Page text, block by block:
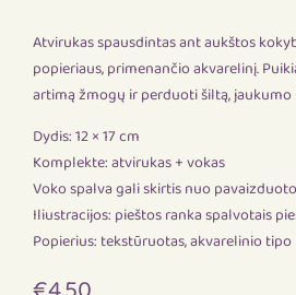
Atvirukas spausdintas ant aukštos
popieriaus, primenančio akvarelinį.
artimą žmogų ir perduoti šiltą,
Dydis: 12 × 17 cm
Komplekte: atvirukas + vokas
Voko spalva gali skirtis nuo
Iliustracijos: pieštos ranka spalvotais
Popierius: tekstūruotas, akvarelinio tipo